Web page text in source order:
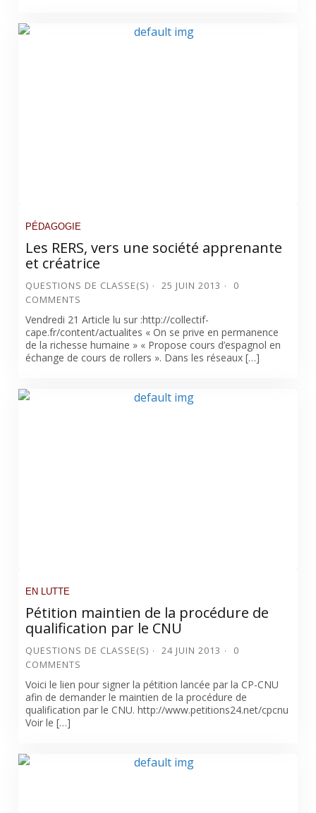
PÉDAGOGIE
Les RERS, vers une société apprenante
et créatrice
QUESTIONS DE CLASSE(S) 25 JUIN 2013
0
COMMENTS
Vendredi 21 Article lu sur :http://collectif-
cape.fr/content/actualites « On se prive en permanence
de la richesse humaine » « Propose cours d’espagnol en
échange de cours de rollers ». Dans les réseaux […]
EN LUTTE
Pétition maintien de la procédure de
qualification par le CNU
QUESTIONS DE CLASSE(S) 24 JUIN 2013
0
COMMENTS
Voici le lien pour signer la pétition lancée par la CP-CNU
afin de demander le maintien de la procédure de
qualification par le CNU. http://www.petitions24.net/cpcnu
Voir le […]